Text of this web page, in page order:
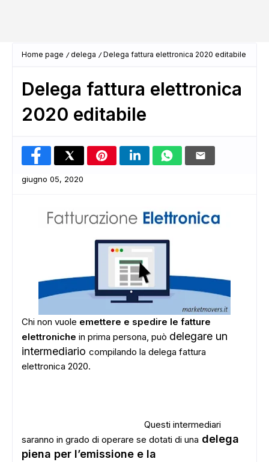
Home page delega Delega fattura elettronica 2020 editabile
Delega fattura elettronica
2020 editabile
giugno 05, 2020
Chi non vuole emettere e spedire le fatture
elettroniche in prima persona, può delegare un
intermediario compilando la delega fattura
elettronica 2020.
Questi intermediari
saranno in grado di operare se dotati di una delega
piena per l’emissione e la